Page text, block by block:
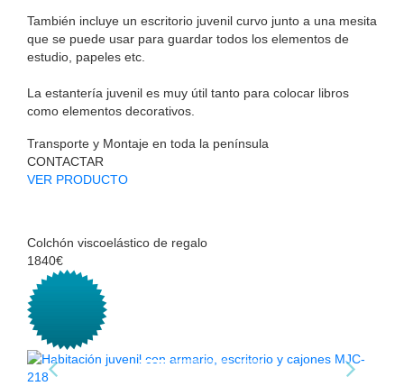
También incluye un escritorio juvenil curvo junto a una mesita
que se puede usar para guardar todos los elementos de
estudio, papeles etc.
La estantería juvenil es muy útil tanto para colocar libros
como elementos decorativos.
Transporte y Montaje en toda la península
CONTACTAR
VER PRODUCTO
Colchón viscoelástico de regalo
1840€